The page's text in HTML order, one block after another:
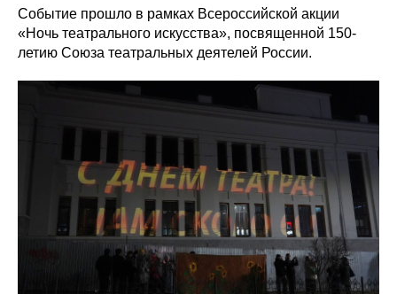
Событие прошло в рамках Всероссийской акции
«Ночь театрального искусства», посвященной 150-
летию Союза театральных деятелей России.